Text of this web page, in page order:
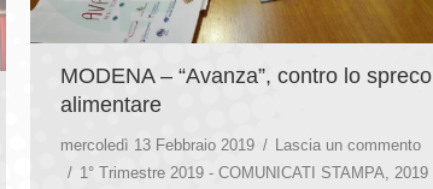
MODENA – “Avanza”, contro lo spreco
alimentare
mercoledì 13 Febbraio 2019
Lascia un commento
1° Trimestre 2019 - COMUNICATI STAMPA
2019